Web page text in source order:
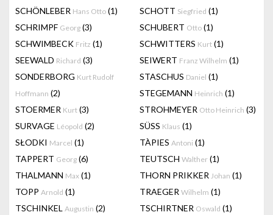
SCHÖNLEBER Hans Otto (1) SCHOTT Siegfried (1)
SCHRIMPF Georg (3) SCHUBERT Otto (1)
SCHWIMBECK Fritz (1) SCHWITTERS Kurt (1)
SEEWALD Richard (3) SEIWERT Franz Wilhelm (1)
SONDERBORG Kurt Rudolf
Hoffmann (2)
STASCHUS Daniel (1)
STEGEMANN Heinrich (1)
STOERMER Kurt (3) STROHMEYER Otto Heinrich (3)
SURVAGE Léopold (2) SÜSS Klaus (1)
SŁODKI Marcel (1) TÀPIES Antoni (1)
TAPPERT Georg (6) TEUTSCH Walther (1)
THALMANN Max (1) THORN PRIKKER Johan (1)
TOPP Arnold (1) TRAEGER Wilhelm (1)
TSCHINKEL Augustin (2) TSCHIRTNER Oswald (1)